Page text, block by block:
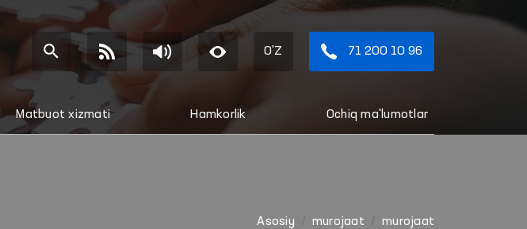
O'Z 71 200 10 96
Matbuot xizmati Hamkorlik Ochiq ma'lumotlar
Asosiy murojaat murojaat